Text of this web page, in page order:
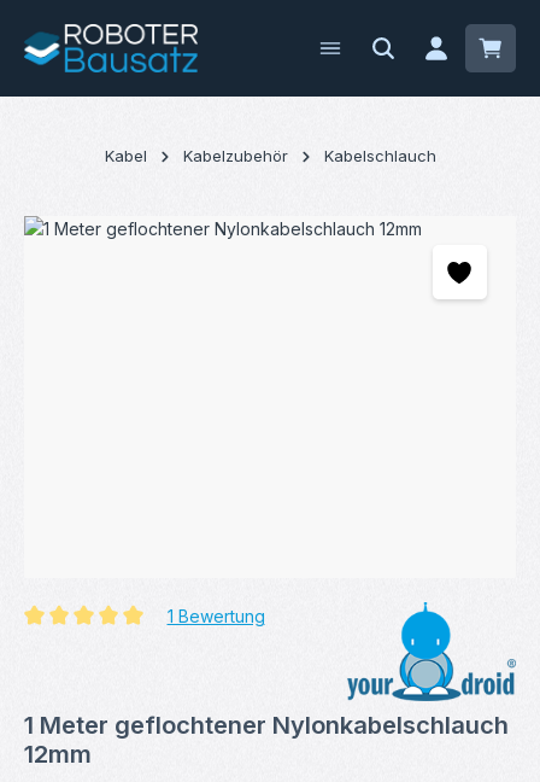
Zum Hauptinhalt springen
Kabel Kabelzubehör Kabelschlauch
Bildergalerie überspringen
Durchschnittliche Bewertung von 5 von 5 Sternen
1 Bewertung
1 Meter geflochtener Nylonkabelschlauch
12mm